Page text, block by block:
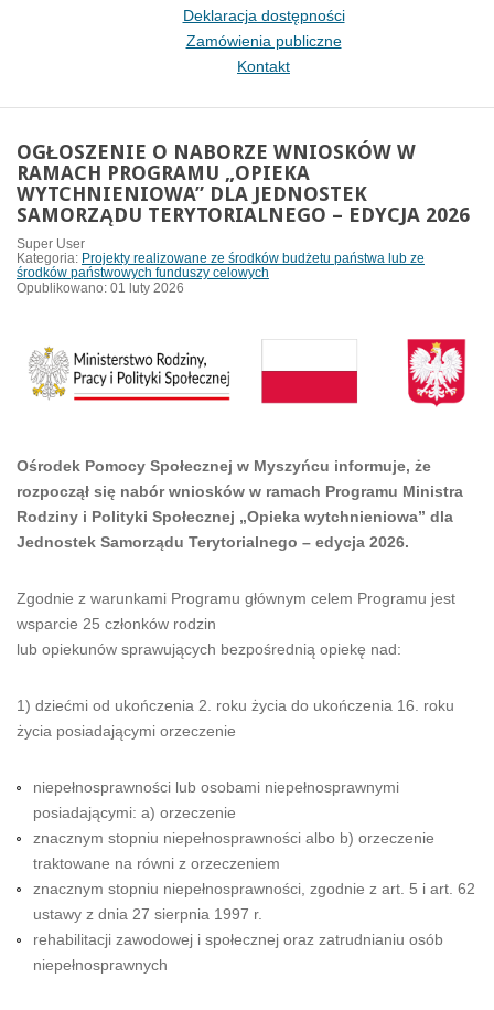
Deklaracja dostępności
Zamówienia publiczne
Kontakt
OGŁOSZENIE O NABORZE WNIOSKÓW W
RAMACH PROGRAMU „OPIEKA
WYTCHNIENIOWA” DLA JEDNOSTEK
SAMORZĄDU TERYTORIALNEGO – EDYCJA 2026
Super User
Kategoria: Projekty realizowane ze środków budżetu państwa lub ze
środków państwowych funduszy celowych
Opublikowano: 01 luty 2026
Ośrodek Pomocy Społecznej w Myszyńcu informuje, że
rozpoczął się nabór wniosków w ramach Programu Ministra
Rodziny i Polityki Społecznej „Opieka wytchnieniowa” dla
Jednostek Samorządu Terytorialnego – edycja 2026.
Zgodnie z warunkami Programu głównym celem Programu jest
wsparcie 25 członków rodzin
lub opiekunów sprawujących bezpośrednią opiekę nad:
1) dziećmi od ukończenia 2. roku życia do ukończenia 16. roku
życia posiadającymi orzeczenie
niepełnosprawności lub osobami niepełnosprawnymi
posiadającymi: a) orzeczenie
znacznym stopniu niepełnosprawności albo b) orzeczenie
traktowane na równi z orzeczeniem
znacznym stopniu niepełnosprawności, zgodnie z art. 5 i art. 62
ustawy z dnia 27 sierpnia 1997 r.
rehabilitacji zawodowej i społecznej oraz zatrudnianiu osób
niepełnosprawnych